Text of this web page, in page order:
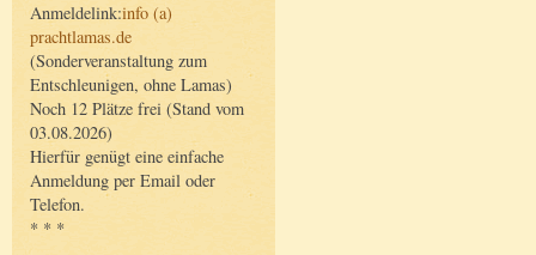
Anmeldelink:info (a)
prachtlamas.de
(Sonderveranstaltung zum
Entschleunigen, ohne Lamas)
Noch 12 Plätze frei (Stand vom
03.08.2026)
Hierfür genügt eine einfache
Anmeldung per Email oder
Telefon.
* * *